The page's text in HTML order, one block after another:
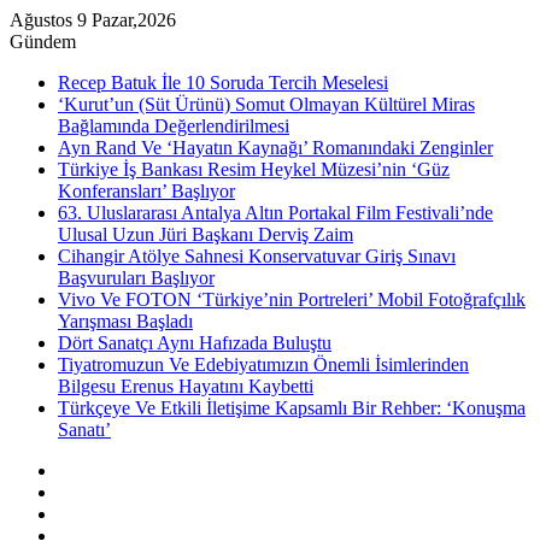
Ağustos 9 Pazar,2026
Gündem
Recep Batuk İle 10 Soruda Tercih Meselesi
‘Kurut’un (Süt Ürünü) Somut Olmayan Kültürel Miras
Bağlamında Değerlendirilmesi
Ayn Rand Ve ‘Hayatın Kaynağı’ Romanındaki Zenginler
Türkiye İş Bankası Resim Heykel Müzesi’nin ‘Güz
Konferansları’ Başlıyor
63. Uluslararası Antalya Altın Portakal Film Festivali’nde
Ulusal Uzun Jüri Başkanı Derviş Zaim
Cihangir Atölye Sahnesi Konservatuvar Giriş Sınavı
Başvuruları Başlıyor
Vivo Ve FOTON ‘Türkiye’nin Portreleri’ Mobil Fotoğrafçılık
Yarışması Başladı
Dört Sanatçı Aynı Hafızada Buluştu
Tiyatromuzun Ve Edebiyatımızın Önemli İsimlerinden
Bilgesu Erenus Hayatını Kaybetti
Türkçeye Ve Etkili İletişime Kapsamlı Bir Rehber: ‘Konuşma
Sanatı’